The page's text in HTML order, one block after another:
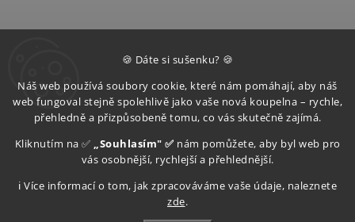
🍪 Dáte si sušenku? 🍪
Náš web používá soubory cookie, které nám pomáhají, aby náš
web fungoval stejně spolehlivě jako vaše nová koupelna – rychle,
přehledně a přizpůsobeně tomu, co vás skutečně zajímá.
Kliknutím na ✅ „Souhlasím" ✅ nám pomůžete, aby byl web pro
vás osobnější, rychlejší a přehlednější.
ℹ️ Více informací o tom, jak zpracováváme vaše údaje, naleznete
zde.